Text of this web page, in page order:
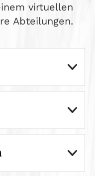
virtuellen
Abteilungen.